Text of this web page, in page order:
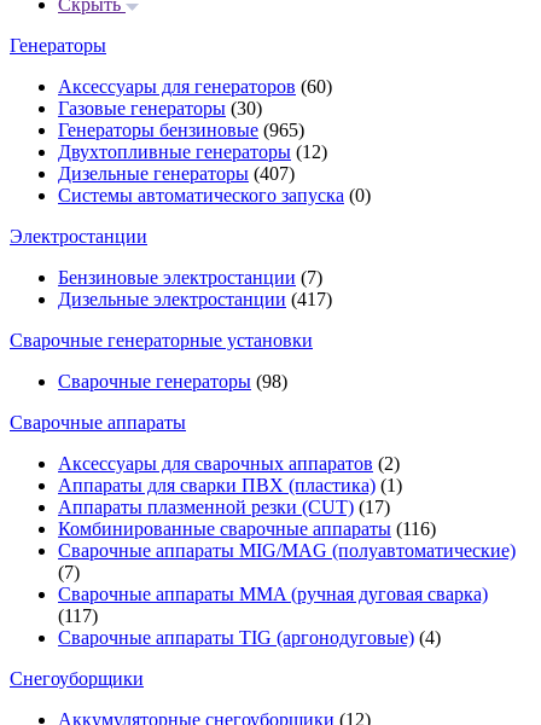
Скрыть
Генераторы
Аксессуары для генераторов (60)
Газовые генераторы (30)
Генераторы бензиновые (965)
Двухтопливные генераторы (12)
Дизельные генераторы (407)
Системы автоматического запуска (0)
Электростанции
Бензиновые электростанции (7)
Дизельные электростанции (417)
Сварочные генераторные установки
Сварочные генераторы (98)
Сварочные аппараты
Аксессуары для сварочных аппаратов (2)
Аппараты для сварки ПВХ (пластика) (1)
Аппараты плазменной резки (CUT) (17)
Комбинированные сварочные аппараты (116)
Сварочные аппараты MIG/MAG (полуавтоматические)
(7)
Сварочные аппараты MMA (ручная дуговая сварка)
(117)
Сварочные аппараты TIG (аргонодуговые) (4)
Снегоуборщики
Аккумуляторные снегоуборщики (12)